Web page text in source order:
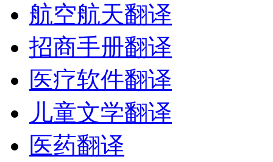
航空航天翻译
招商手册翻译
医疗软件翻译
儿童文学翻译
医药翻译